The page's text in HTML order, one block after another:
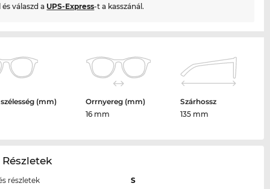
és válaszd a UPS-Express-t a kasszánál.
(mm)
Orrnyereg (mm)
16 mm
Szárhossz
135 mm
Részletek
részletek
S